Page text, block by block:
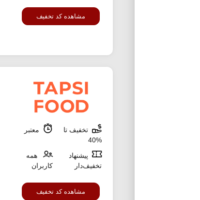
مشاهده کد تخفیف
تخفیف تا
%40
معتبر
پیشنهاد
تخفیف‌دار
همه
کاربران
مشاهده کد تخفیف